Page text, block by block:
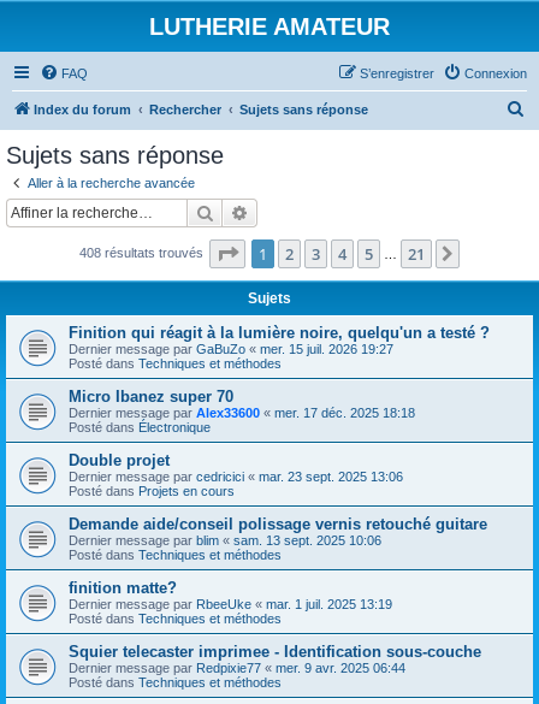
LUTHERIE AMATEUR
FAQ Connexion
S’enregistrer
Index du forum Rechercher Sujets sans réponse
c
Sujets sans réponse
Aller à la recherche avancée
Rechercher
408 résultats trouvés Page 1sur21
1 2 3 4 5 21
Sujets
Finition qui réagit à la lumière noire, quelqu'un a testé ?
Dernier message par GaBuZo « mer. 15 juil. 2026 19:27
Posté dans Techniques et méthodes
Micro Ibanez super 70
Dernier message par Alex33600 « mer. 17 déc. 2025 18:18
Posté dans Électronique
Double projet
Dernier message par cedricici « mar. 23 sept. 2025 13:06
Posté dans Projets en cours
Demande aide/conseil polissage vernis retouché guitare
Dernier message par blim « sam. 13 sept. 2025 10:06
Posté dans Techniques et méthodes
finition matte?
Dernier message par RbeeUke « mar. 1 juil. 2025 13:19
Posté dans Techniques et méthodes
Squier telecaster imprimee - Identification sous-couche
Dernier message par Redpixie77 « mer. 9 avr. 2025 06:44
Posté dans Techniques et méthodes